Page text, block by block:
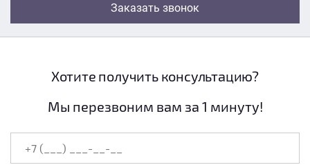
Заказать звонок
Хотите получить консультацию?
Мы перезвоним вам за 1 минуту!